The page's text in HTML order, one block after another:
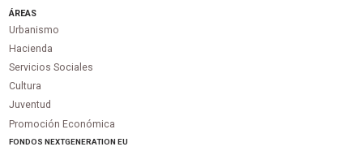
ÁREAS
Urbanismo
Hacienda
Servicios Sociales
Cultura
Juventud
Promoción Económica
FONDOS NEXTGENERATION EU